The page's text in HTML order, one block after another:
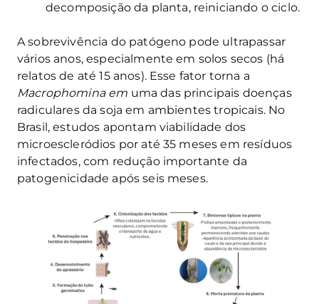
decomposição da planta, reiniciando o ciclo.
A sobrevivência do patógeno pode ultrapassar
vários anos, especialmente em solos secos (há
relatos de até 15 anos). Esse fator torna a
Macrophomina em uma das principais doenças
radiculares da soja em ambientes tropicais. No
Brasil, estudos apontam viabilidade dos
microescleródios por até 35 meses em resíduos
infectados, com redução importante da
patogenicidade após seis meses.